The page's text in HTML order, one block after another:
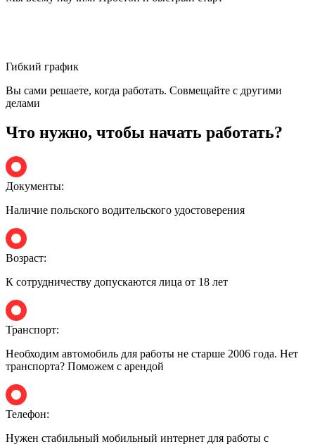
Гибкий график
Вы сами решаете, когда работать. Совмещайте с другими
делами
Что нужно, чтобы начать работать?
Документы:
Наличие польского водительского удостоверения
Возраст:
К сотрудничеству допускаются лица от 18 лет
Транспорт:
Необходим автомобиль для работы не старше 2006 года. Нет
транспорта? Поможем с арендой
Телефон:
Нужен стабильный мобильный интернет для работы с